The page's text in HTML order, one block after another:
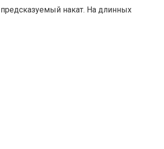
предсказуемый накат. На длинных